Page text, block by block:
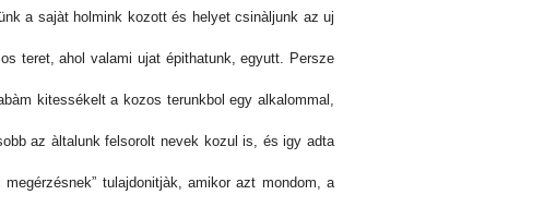
a sajàt holmink kozott és helyet csinàljunk az uj
teret, ahol valami ujat épithatunk, egyutt. Persze
kitessékelt a kozos terunkbol egy alkalommal,
az àltalunk felsorolt nevek kozul is, és igy adta
tulajdonitjàk, amikor azt mondom, a